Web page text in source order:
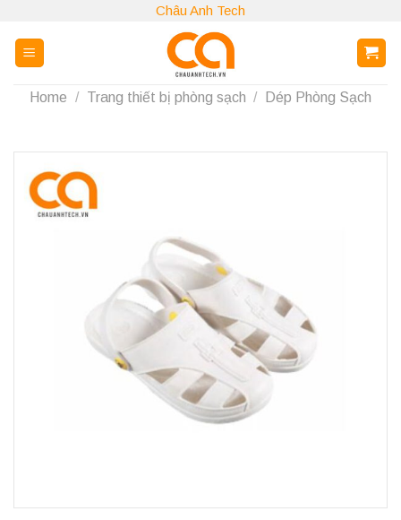
content
Châu Anh Tech
Home / Trang thiết bị phòng sạch / Dép Phòng Sạch